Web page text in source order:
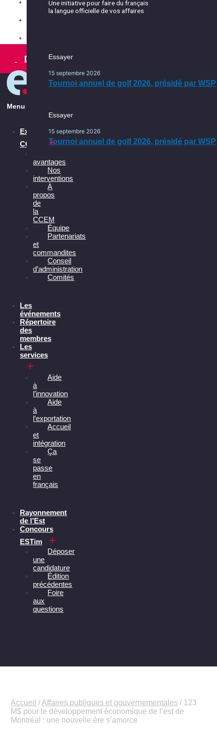
Conseil d'administration
Essayer
15 septembre 2026
Tournoi annuel de golf 2026, présidé par WSP
Une initiative pour faire du français
Essayer
15 septembre 2026
Tournoi annuel de golf 2026, présidé par WSP
Une initiative pour faire du français
la langue officielle de vos affaires
Essayer
15 septembre 2026
Tournoi annuel de golf 2026, présidé par WSP
Devenir membre
Menu
Explorer la
CCEM
avantages
Nos
interventions
À
propos
de
la
CCEM
Équipe
Partenariats
et
commandites
Conseil
d’administration
Comités
Les
événements
Répertoire
des
membres
Les
services
Aide
à
l’innovation
Aide
à
l’exportation
Accueil
et
intégration
Ça
se
passe
en
français
Rayonnement
de l’Est
Concours
ESTim
Déposer
une
candidature
Édition
précédentes
Foire
aux
questions
Accueil /Affaires publiques et gouvernementales / 123
M$ pour le développement économique de l’est de
Montréal : une nouvelle ère s’amorce